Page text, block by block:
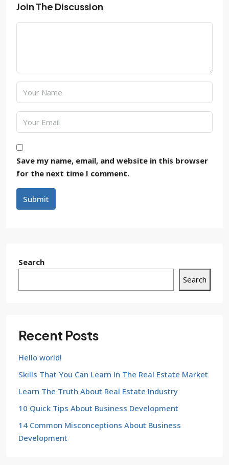
Join The Discussion
Save my name, email, and website in this browser
for the next time I comment.
Submit
Search
Search
Recent Posts
Hello world!
Skills That You Can Learn In The Real Estate Market
Learn The Truth About Real Estate Industry
10 Quick Tips About Business Development
14 Common Misconceptions About Business
Development